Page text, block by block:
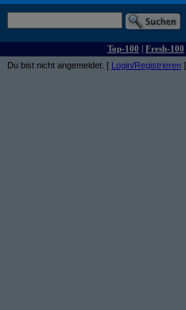
Top-100 | Fresh-100
Du bist nicht angemeldet. [ Login/Registrieren ]